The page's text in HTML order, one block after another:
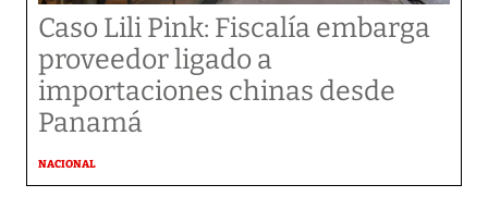
Caso Lili Pink: Fiscalía embarga
proveedor ligado a
importaciones chinas desde
Panamá
NACIONAL